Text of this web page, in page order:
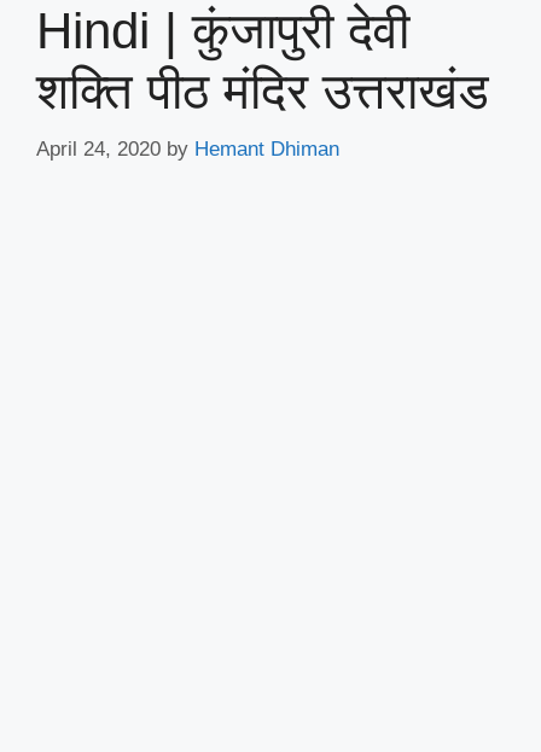
Hindi | कुंजापुरी देवी
शक्ति पीठ मंदिर उत्तराखंड
April 24, 2020 by Hemant Dhiman